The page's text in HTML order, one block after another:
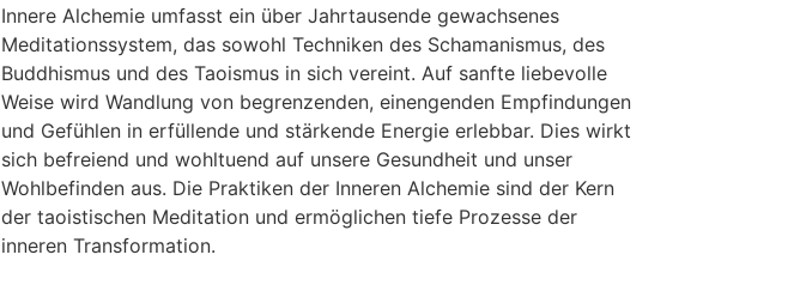
Innere Alchemie umfasst ein über Jahrtausende gewachsenes
Meditationssystem, das sowohl Techniken des Schamanismus, des
Buddhismus und des Taoismus in sich vereint. Auf sanfte liebevolle
Weise wird Wandlung von begrenzenden, einengenden Empfindungen
und Gefühlen in erfüllende und stärkende Energie erlebbar. Dies wirkt
sich befreiend und wohltuend auf unsere Gesundheit und unser
Wohlbefinden aus. Die Praktiken der Inneren Alchemie sind der Kern
der taoistischen Meditation und ermöglichen tiefe Prozesse der
inneren Transformation.